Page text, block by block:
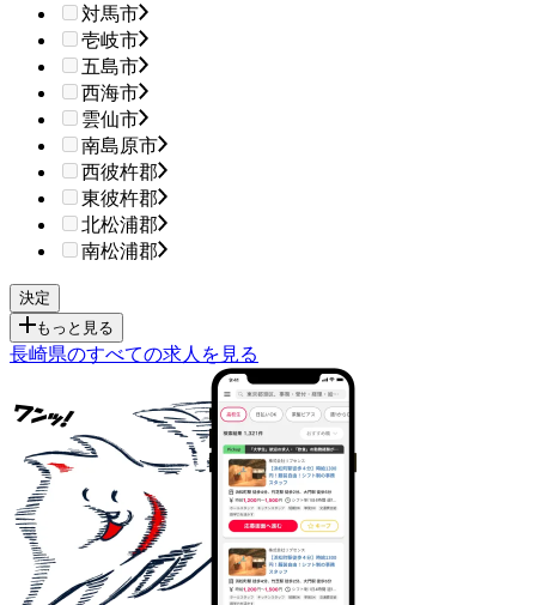
対馬市
壱岐市
五島市
西海市
雲仙市
南島原市
西彼杵郡
東彼杵郡
北松浦郡
南松浦郡
もっと見る
長崎県のすべての求人を見る